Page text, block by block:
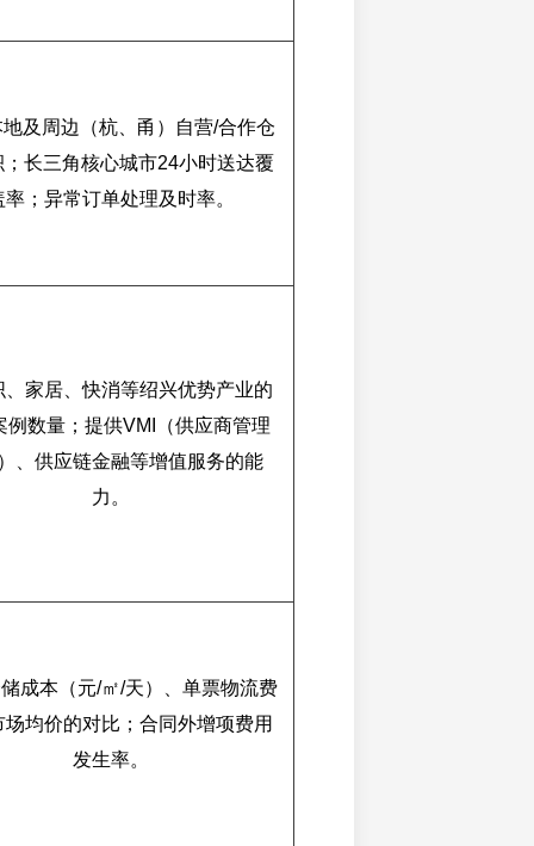
及周边（杭、甬）自营/合作仓
长三角核心城市24小时送达覆
率；异常订单处理及时率。
、家居、快消等绍兴优势产业的
例数量；提供VMI（供应商管理
、供应链金融等增值服务的能
力。
成本（元/㎡/天）、单票物流费
场均价的对比；合同外增项费用
发生率。